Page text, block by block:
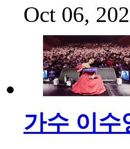
Oct 06,
가수 이